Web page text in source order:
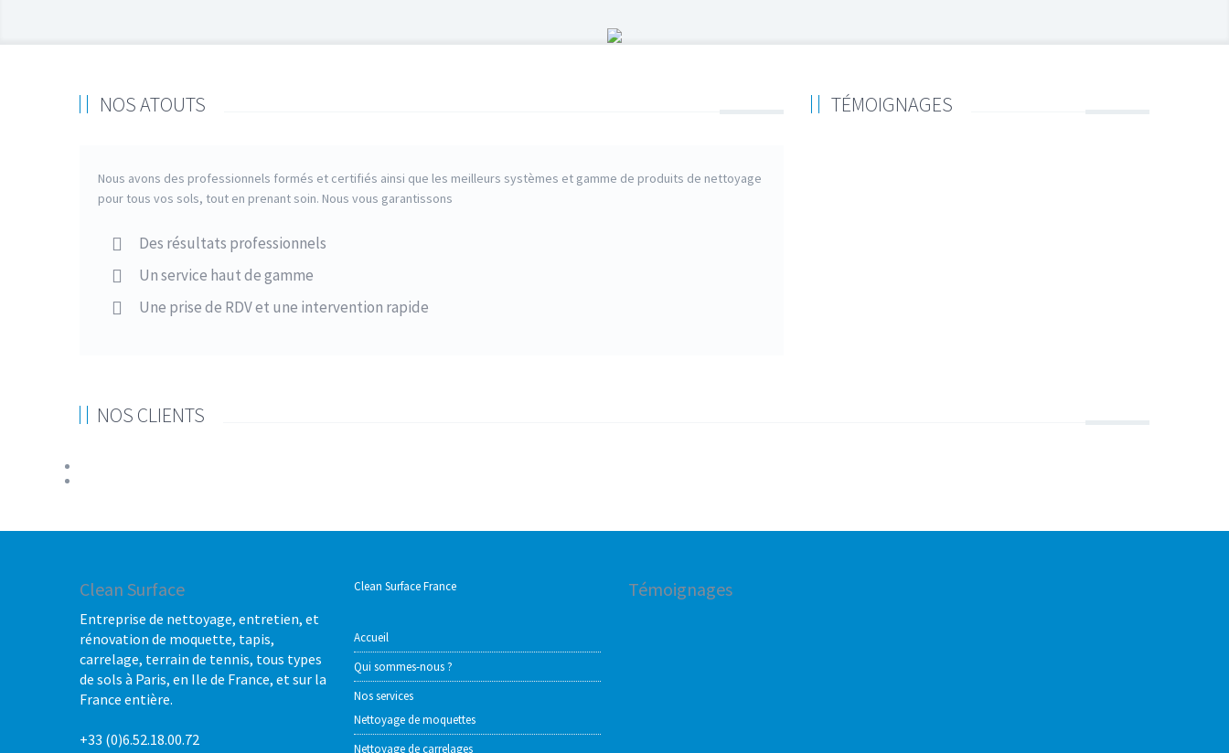
NOS ATOUTS
Nous avons des professionnels formés et certifiés ainsi que les meilleurs systèmes et gamme de produits de nettoyage
pour tous vos sols, tout en prenant soin. Nous vous garantissons
Des résultats professionnels
Un service haut de gamme
Une prise de RDV et une intervention rapide
TÉMOIGNAGES
NOS CLIENTS
Clean Surface
Entreprise de nettoyage, entretien, et
rénovation de moquette, tapis,
carrelage, terrain de tennis, tous types
de sols à Paris, en Ile de France, et sur la
France entière.
+33 (0)6.52.18.00.72
Clean Surface France
Accueil
Qui sommes-nous ?
Nos services
Nettoyage de moquettes
Nettoyage de carrelages
Témoignages